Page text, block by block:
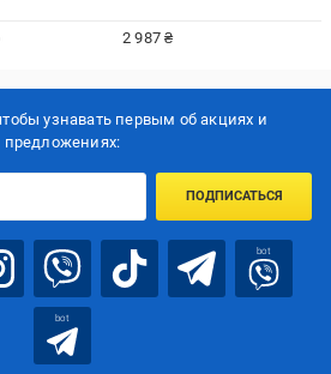
2 987 ₴
узнавать первым об акцияx и
предложениях:
ПОДПИСАТЬСЯ
bot
bot